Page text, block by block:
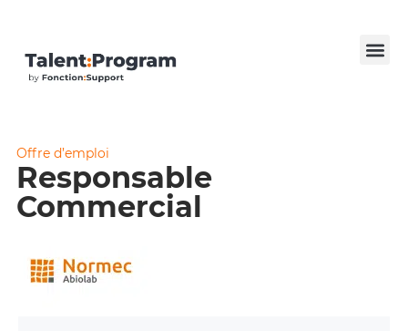
Offre d’emploi
Responsable
Commercial